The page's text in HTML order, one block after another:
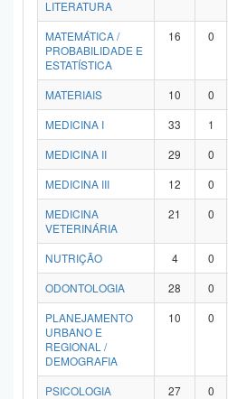
LITERATURA
MATEMÁTICA /
PROBABILIDADE E
ESTATÍSTICA
16 0
MATERIAIS 10 0
MEDICINA I
33 1
MEDICINA II
29 0
MEDICINA III
12 0
MEDICINA
VETERINÁRIA
21 0
NUTRIÇÃO 4 0
ODONTOLOGIA
28 0
PLANEJAMENTO
URBANO E
REGIONAL /
DEMOGRAFIA
10 0
PSICOLOGIA 27 0